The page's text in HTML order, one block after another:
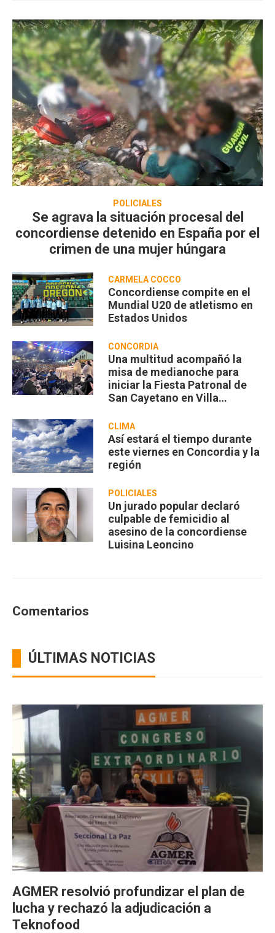
POLICIALES
Se agrava la situación procesal del
concordiense detenido en España por el
crimen de una mujer húngara
CARMELA COCCO
Concordiense compite en el
Mundial U20 de atletismo en
Estados Unidos
CONCORDIA
Una multitud acompañó la
misa de medianoche para
iniciar la Fiesta Patronal de
San Cayetano en Villa
CLIMA
Así estará el tiempo durante
este viernes en Concordia y la
región
POLICIALES
Un jurado popular declaró
culpable de femicidio al
asesino de la concordiense
Luisina Leoncino
Comentarios
ÚLTIMAS NOTICIAS
AGMER resolvió profundizar el plan de
lucha y rechazó la adjudicación a
Teknofood